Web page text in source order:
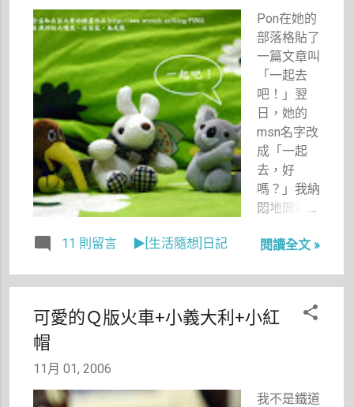
拉到胸部下
方才能把下
面多出來的
布袋向上拉
到底。真是
令我不知如
何是好，因
為我很喜歡
那件昂貴又
可防潑水又
可保暖的褲
子。
Pon在她的
部落格貼了
一篇文章叫
「一起去
吧！」翌
日，她的
msn名字改
成「一起
去，好
嗎？」我納
悶地問她：
經去了嗎？
的所有展覽
及活動）還
要去哪
說。
11 則留言 ▶[生活隨想]日記 閱讀全文 »
可愛的Ｑ版火車+小義大利+小紅
帽
11月 01, 2006
我不是鐵道